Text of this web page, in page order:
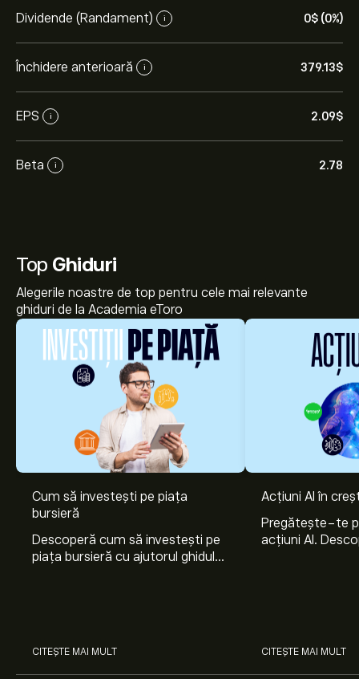
Dividende (Randament) i 0‎$‎ (0%)
Închidere anterioară i 379.13‎$‎
EPS i 2.09‎$‎
Beta i 2.78
Top Ghiduri
Alegerile noastre de top pentru cele mai relevante
ghiduri de la Academia eToro
Cum să investești pe piața
bursieră
Descoperă cum să investești pe
piața bursieră cu ajutorul ghidului
CITEȘTE MAI MULT
Acțiuni AI în
Pregătește-te
acțiuni AI.
CITEȘTE MAI MULT